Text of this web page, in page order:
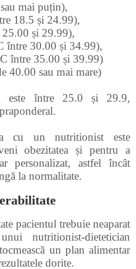
mai puțin),
18.5 și 24.99),
și 29.99),
între 30.00 și 34.99),
între 35.00 și 39.99)
40.00 sau mai mare)
este între 25.0 și 29.9,
cu un nutritionist este
obezitatea și pentru a
personalizat, astfel încât
la normalitate.
pacientul trebuie neaparat
nutritionist-dietetician
un plan alimentar
dorite.